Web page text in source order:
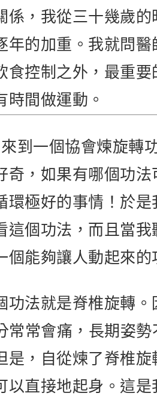
係，我從三十幾歲
年的加重。我就問
食控制之外，最重
時間做運動。
到一個協會煉旋轉
奇，如果有哪個功
環極好的事情！於
這個功法，而且當
能夠讓人動起來的
功法就是脊椎旋轉
常常會痛，長期姿
是，自從煉了脊椎
以直接地起身。這